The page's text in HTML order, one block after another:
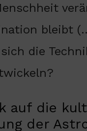
bleibt
die
auf die
der